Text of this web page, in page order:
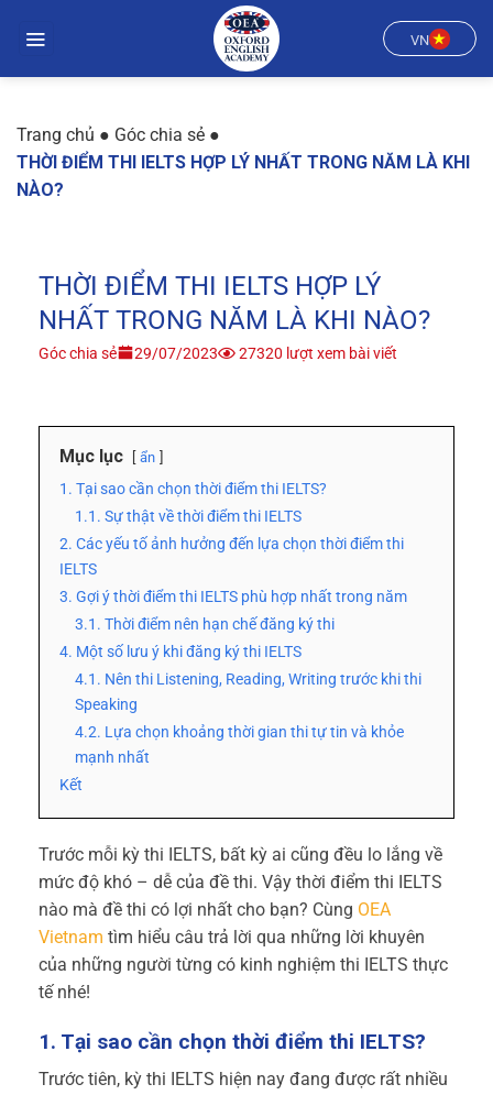
đến
VN
Trang chủ ● Góc chia sẻ ●
THỜI ĐIỂM THI IELTS HỢP LÝ NHẤT TRONG NĂM LÀ KHI
NÀO?
THỜI ĐIỂM THI IELTS HỢP LÝ
NHẤT TRONG NĂM LÀ KHI NÀO?
Góc chia sẻ 29/07/2023 27320 lượt xem bài viết
Mục lục ẩn
1. Tại sao cần chọn thời điểm thi IELTS?
1.1. Sự thật về thời điểm thi IELTS
2. Các yếu tố ảnh hưởng đến lựa chọn thời điểm thi
IELTS
3. Gợi ý thời điểm thi IELTS phù hợp nhất trong năm
3.1. Thời điểm nên hạn chế đăng ký thi
4. Một số lưu ý khi đăng ký thi IELTS
4.1. Nên thi Listening, Reading, Writing trước khi thi
Speaking
4.2. Lựa chọn khoảng thời gian thi tự tin và khỏe
mạnh nhất
Kết
Trước mỗi kỳ thi IELTS, bất kỳ ai cũng đều lo lắng về
mức độ khó – dễ của đề thi. Vậy thời điểm thi IELTS
nào mà đề thi có lợi nhất cho bạn? Cùng OEA
Vietnam tìm hiểu câu trả lời qua những lời khuyên
của những người từng có kinh nghiệm thi IELTS thực
tế nhé!
1. Tại sao cần chọn thời điểm thi IELTS?
Trước tiên, kỳ thi IELTS hiện nay đang được rất nhiều